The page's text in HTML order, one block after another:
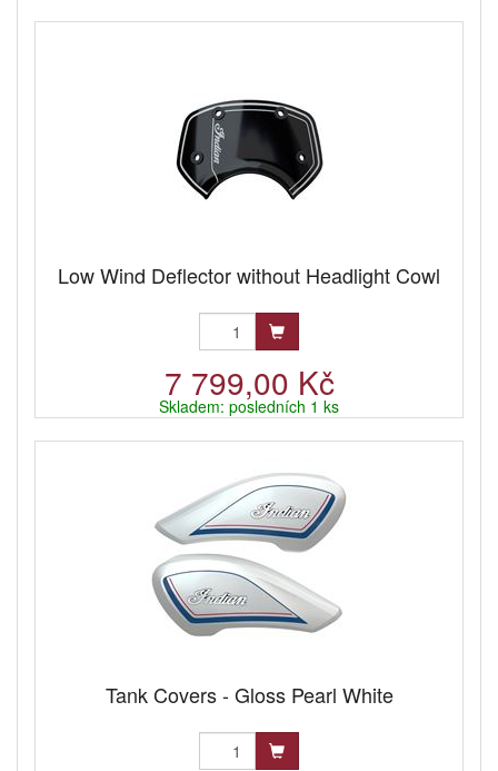
Low Wind Deflector without Headlight Cowl
7 799,00 Kč
Skladem: posledních 1 ks
Tank Covers - Gloss Pearl White